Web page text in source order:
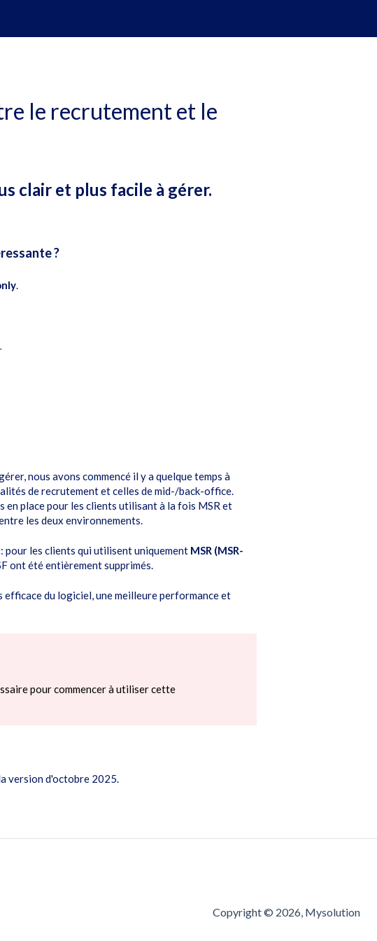
le recrutement et le
clair et plus facile à gérer.
?
.
nous avons commencé il y a quelque temps à
de recrutement et celles de mid-/back-office.
en place pour les clients utilisant à la fois MSR et
les deux environnements.
pour les clients qui utilisent uniquement MSR (MSR-
ont été entièrement supprimés.
du logiciel, une meilleure performance et
pour commencer à utiliser cette
version d'octobre 2025.
Copyright © 2026, Mysolution